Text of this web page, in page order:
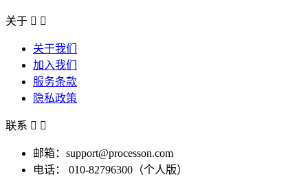
关于  
关于我们
加入我们
服务条款
隐私政策
联系  
邮箱：support@processon.com
电话：
010-82796300（个人版）